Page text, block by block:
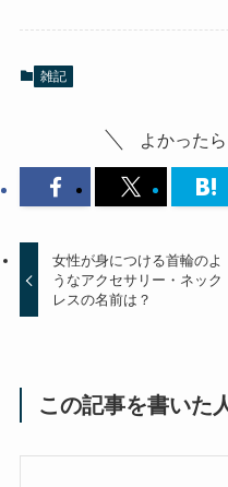
雑記
よかった
女性が身につける首輪のよ
うなアクセサリー・ネック
レスの名前は？
この記事を書いた